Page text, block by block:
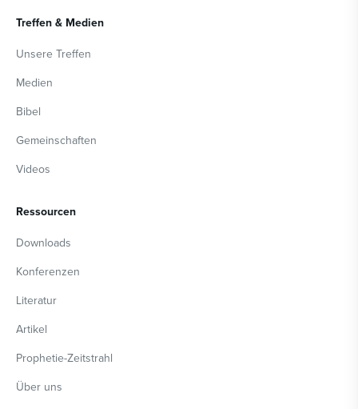
Treffen & Medien
Unsere Treffen
Medien
Bibel
Gemeinschaften
Videos
Ressourcen
Downloads
Konferenzen
Literatur
Artikel
Prophetie-Zeitstrahl
Über uns